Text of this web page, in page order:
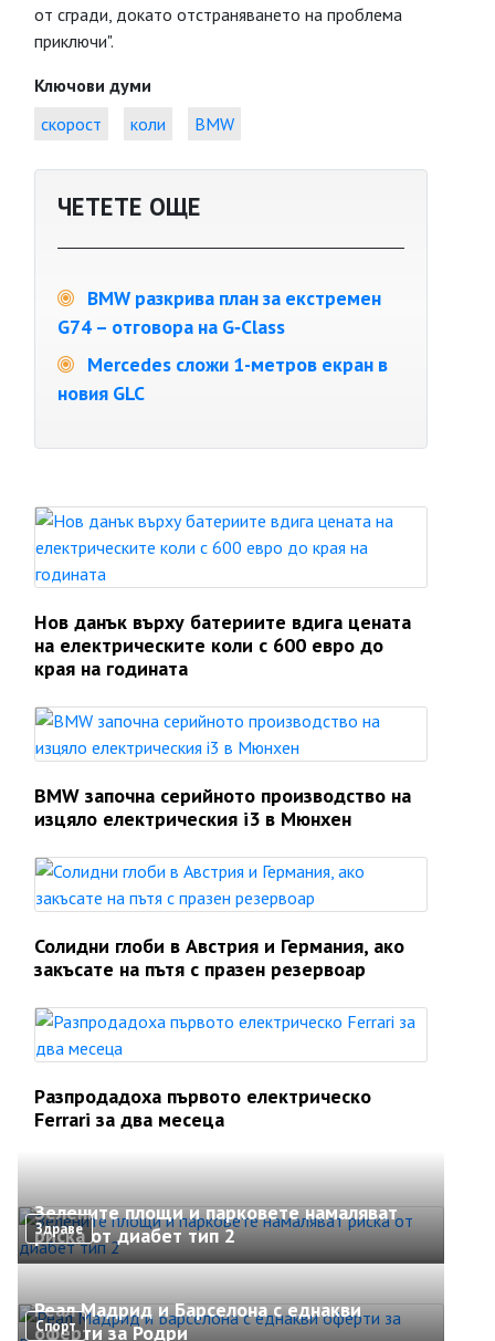
от сгради, докато отстраняването на проблема
приключи".
Ключови думи
скорост
коли BMW
ЧЕТЕТЕ ОЩЕ
BMW разкрива план за екстремен
G74 – отговора на G‑Class
Mercedes сложи 1-метров екран в
новия GLC
Нов данък върху батериите вдига цената
на електрическите коли с 600 евро до
края на годината
BMW започна серийното производство на
изцяло електрическия i3 в Мюнхен
Солидни глоби в Австрия и Германия, ако
закъсате на пътя с празен резервоар
Разпродадоха първото електрическо
Ferrari за два месеца
Здраве
Зелените площи и парковете намаляват
риска от диабет тип 2
Спорт
Реал Мадрид и Барселона с еднакви
оферти за Родри